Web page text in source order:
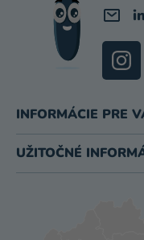
INFORMÁCIE PRE
UŽITOČNÉ